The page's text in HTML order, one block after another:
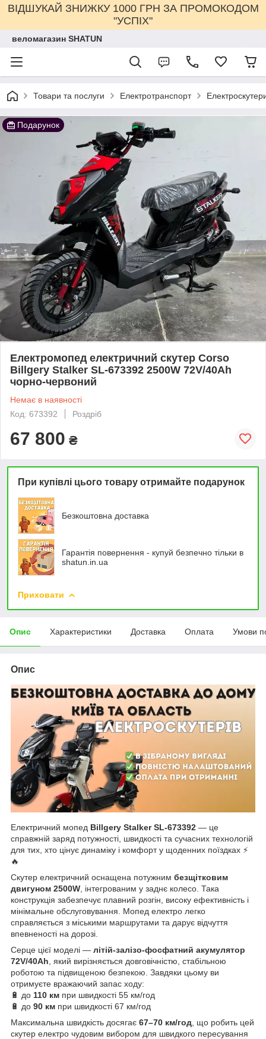
ВІДШУКАЙ ЗНИЖКУ 1000 ГРН ЗА ПРОМОКОДОМ
"УСПІХ"
веломагазин SHATUN
Товари та послуги Електротранспорт
Подарунок
Електромопед електричний скутер Corso
Billgery Stalker SL-673392 2500W 72V/40Ah
чорно-червоний
Немає в наявності
Код: 673392
Роздріб
67 800 ₴
При купівлі цього товару отримайте подарунок
Безкоштовна доставка
Гарантія повернення - купуй безпечно тільки в
shatun.in.ua
Приховати
Опис Характеристики Доставка Оплата Умови
Опис
Електричний мопед Billgery Stalker SL-673392 — це
справжній заряд потужності, швидкості та сучасних технологій
для тих, хто цінує динаміку і комфорт у щоденних поїздках ⚡
🔥
Скутер електричний оснащена потужним безщітковим
двигуном 2500W , інтегрованим у заднє колесо. Така
конструкція забезпечує плавний розгін, високу ефективність і
мінімальне обслуговування. Мопед електро легко
справляється з міськими маршрутами та дарує відчуття
впевненості на дорозі.
Серце цієї моделі — літій-залізо-фосфатний акумулятор
72V/40Ah , який вирізняється довговічністю, стабільною
роботою та підвищеною безпекою. Завдяки цьому ви
отримуєте вражаючий запас ходу:
🔋 до 110 км при швидкості 55 км/год
🔋 до 90 км при швидкості 67 км/год
Максимальна швидкість досягає 67–70 км/год , що робить цей
скутер електро чудовим вибором для швидкого пересування